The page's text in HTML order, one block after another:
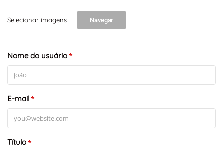
Selecionar imagens Navegar
Nome do usuário*
E-mail*
Título*